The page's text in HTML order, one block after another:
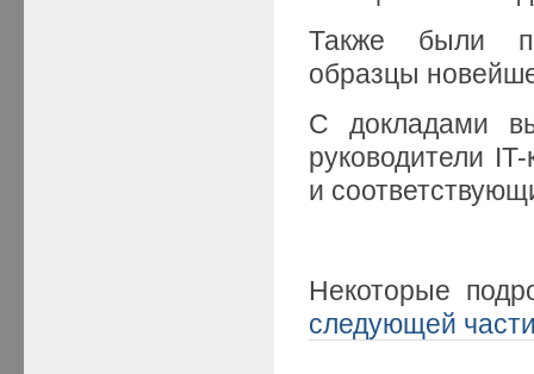
Также были
образцы
С докладами
руководители
и
Некоторые
следующей